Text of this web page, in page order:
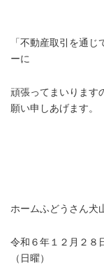
「不動産取引を通
ーに
頑張ってまいります
願い申しあげます。
ホームふどうさん犬
令和６年１２月２８
（日曜）